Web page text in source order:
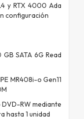
y RTX 4000 Ada
configuración
SATA 6G Read
MR408i-o Gen11
RW mediante
hasta 1 unidad